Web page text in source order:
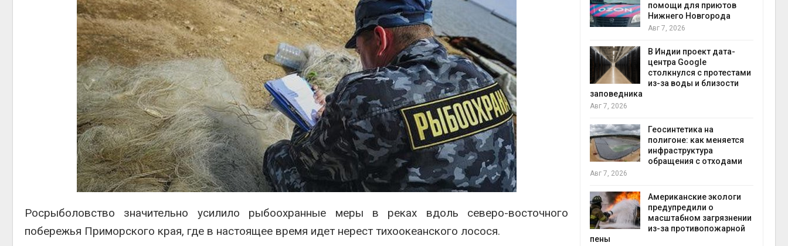
Росрыболовство значительно усилило рыбоохранные меры в реках вдоль северо-восточного
побережья Приморского края, где в настоящее время идет нерест тихоокеанского лосося.
Солнечные панели над
каналами позволяют
одновременно
вырабатывать энергию и
экономить воду
Авг 7, 2026
Дождевая вода с крыш
может помочь городам
переживать жару
Авг 7, 2026
Минприроды
потребовало ускорить
строительство мусорных
объектов и уборку
контейнерных площадок
Панамский канал вновь
ограничивает загрузку
Региональный
экологический контроль
в России фактически
ушёл от проверок к
наблюдению
Авг 8, 2026
Южная Корея ускорит
развитие солнечной
энергетики из-за роста
спроса со стороны ИИ
Авг 7, 2026
Приток воды в
водохранилища Волги и
Камы в августе может
превысить норму почти в
полтора раза
Евросоюз потребовал
помощи для приютов
Нижнего Новгорода
Авг 7, 2026
В Индии проект дата-
центра Google
столкнулся с протестами
из-за воды и близости
заповедника
Авг 7, 2026
Геосинтетика на
полигоне: как меняется
инфраструктура
обращения с отходами
Авг 7, 2026
Американские экологи
предупредили о
масштабном загрязнении
из-за противопожарной
пены